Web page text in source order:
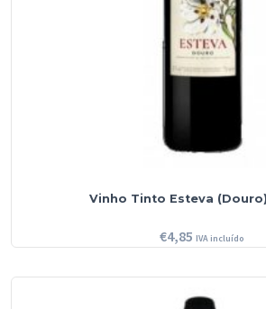
Vinho Tinto Esteva
€4,85 IVA incluído